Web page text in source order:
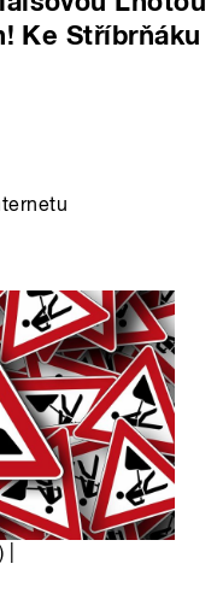
Ke Stříbrňáku